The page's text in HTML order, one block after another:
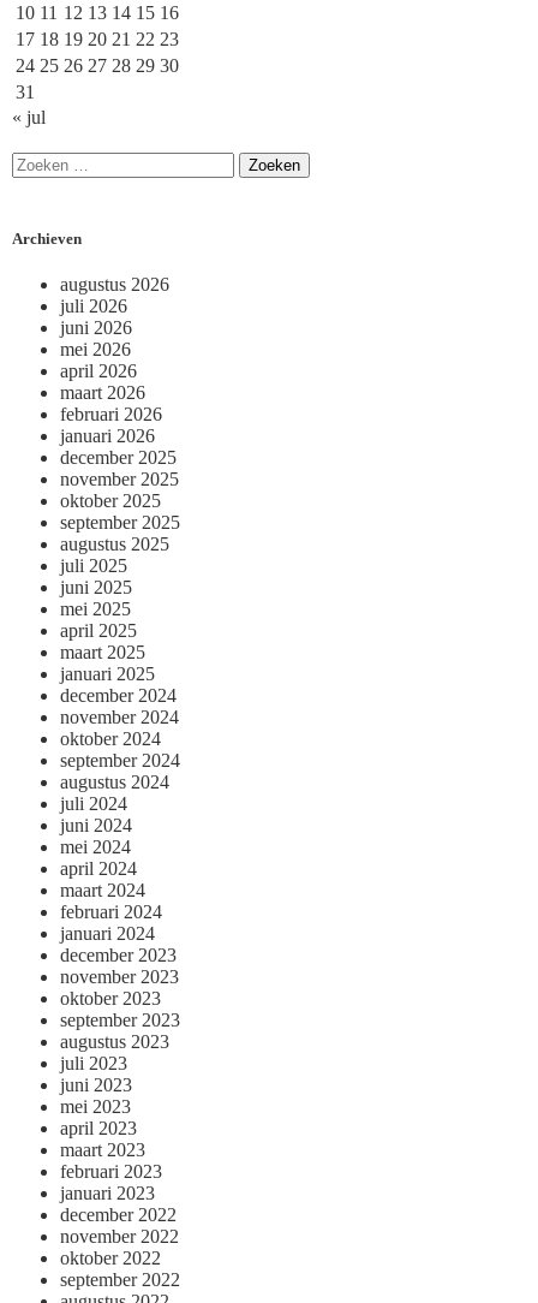
10 11 12 13 14 15 16
17 18 19 20 21 22 23
24 25 26 27 28 29 30
31
« jul
Archieven
augustus 2026
juli 2026
juni 2026
mei 2026
april 2026
maart 2026
februari 2026
januari 2026
december 2025
november 2025
oktober 2025
september 2025
augustus 2025
juli 2025
juni 2025
mei 2025
april 2025
maart 2025
januari 2025
december 2024
november 2024
oktober 2024
september 2024
augustus 2024
juli 2024
juni 2024
mei 2024
april 2024
maart 2024
februari 2024
januari 2024
december 2023
november 2023
oktober 2023
september 2023
augustus 2023
juli 2023
juni 2023
mei 2023
april 2023
maart 2023
februari 2023
januari 2023
december 2022
november 2022
oktober 2022
september 2022